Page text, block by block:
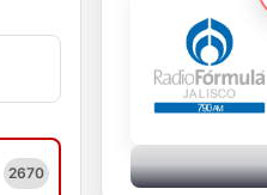
2670